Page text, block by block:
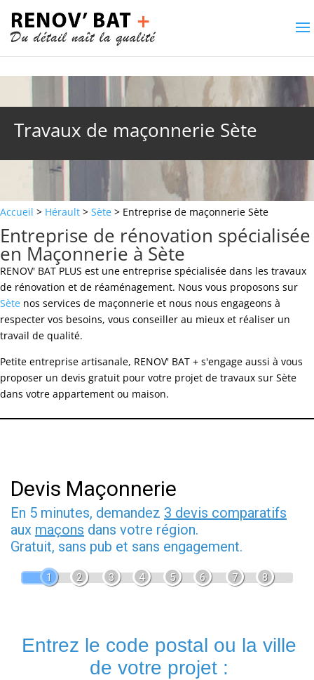
Travaux de maçonnerie Sète
Accueil > Hérault > Sète > Entreprise de maçonnerie Sète
Entreprise de rénovation spécialisée
en Maçonnerie à Sète
RENOV' BAT PLUS est une entreprise spécialisée dans les travaux
de rénovation et de réaménagement. Nous vous proposons sur
Sète nos services de maçonnerie et nous nous engageons à
respecter vos besoins, vous conseiller au mieux et réaliser un
travail de qualité.
Petite entreprise artisanale, RENOV' BAT + s'engage aussi à vous
proposer un devis gratuit pour votre projet de travaux sur Sète
dans votre appartement ou maison.
Devis Maçonnerie
En 5 minutes, demandez 3 devis comparatifs
aux maçons dans votre région.
Gratuit, sans pub et sans engagement.
1 2 3 4 5 6 7 8
Entrez le code postal ou la ville
de votre projet :